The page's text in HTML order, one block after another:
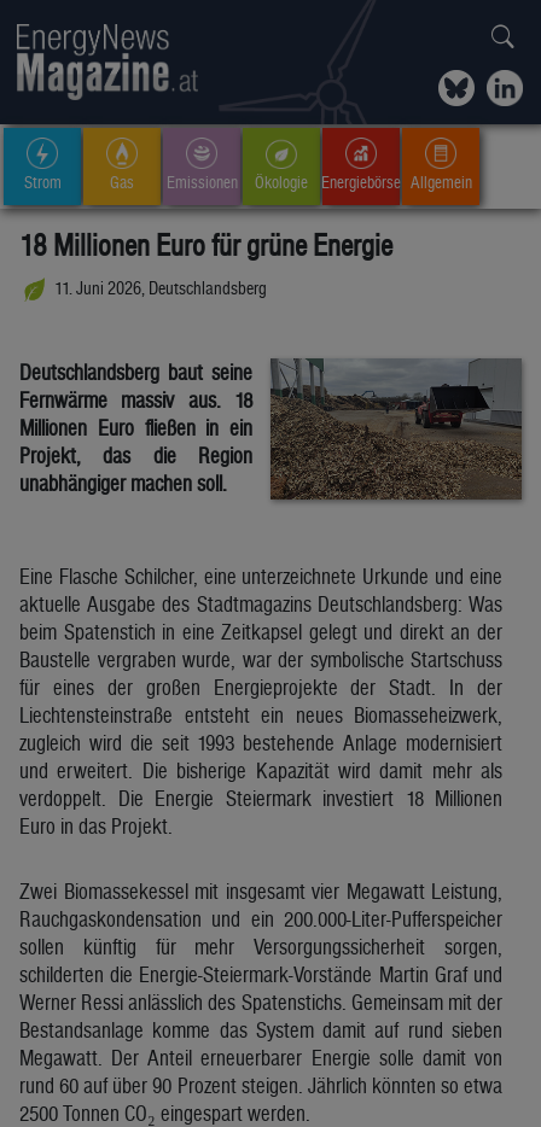
Strom Gas Emissionen Ökologie Energiebörse Allgemein
18 Millionen Euro für grüne Energie
11. Juni 2026, Deutschlandsberg
Deutschlandsberg baut seine
Fernwärme massiv aus. 18
Millionen Euro fließen in ein
Projekt, das die Region
unabhängiger machen soll.
Eine Flasche Schilcher, eine unterzeichnete Urkunde und eine
aktuelle Ausgabe des Stadtmagazins Deutschlandsberg: Was
beim Spatenstich in eine Zeitkapsel gelegt und direkt an der
Baustelle vergraben wurde, war der symbolische Startschuss
für eines der großen Energieprojekte der Stadt. In der
Liechtensteinstraße entsteht ein neues Biomasseheizwerk,
zugleich wird die seit 1993 bestehende Anlage modernisiert
und erweitert. Die bisherige Kapazität wird damit mehr als
verdoppelt. Die Energie Steiermark investiert 18 Millionen
Euro in das Projekt.
Zwei Biomassekessel mit insgesamt vier Megawatt Leistung,
Rauchgaskondensation und ein 200.000-Liter-Pufferspeicher
sollen künftig für mehr Versorgungssicherheit sorgen,
schilderten die Energie-Steiermark-Vorstände Martin Graf und
Werner Ressi anlässlich des Spatenstichs. Gemeinsam mit der
Bestandsanlage komme das System damit auf rund sieben
Megawatt. Der Anteil erneuerbarer Energie solle damit von
rund 60 auf über 90 Prozent steigen. Jährlich könnten so etwa
2500 Tonnen CO₂ eingespart werden.